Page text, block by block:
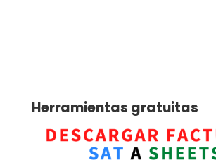
Herramientas gratuitas